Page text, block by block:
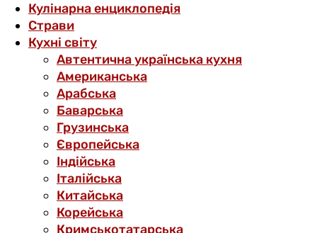
Кулінарна енциклопедія
Страви
Кухні світу
Автентична українська кухня
Американська
Арабська
Баварська
Грузинська
Європейська
Індійська
Італійська
Китайська
Корейська
Кримськотатарська